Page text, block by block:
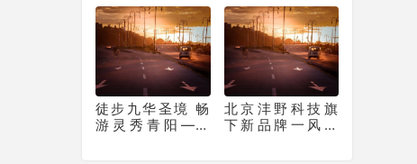
官
徒步九华圣境 畅
游灵秀青阳——
北京沣野科技旗
下新品牌一风野